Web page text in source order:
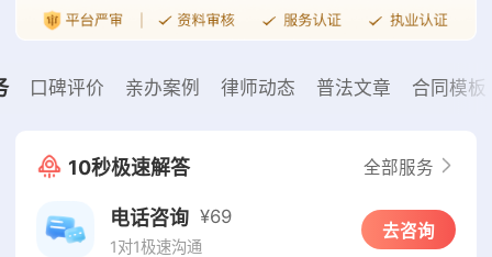
口碑评价 亲办案例 律师动态 普法文章 合同模板
10秒极速解答 全部服务
电话咨询 ¥69
1对1极速沟通
去咨询